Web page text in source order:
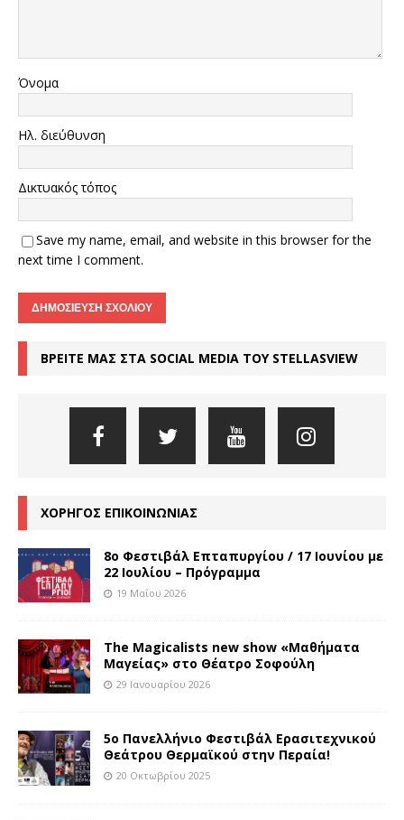
Όνομα
Ηλ. διεύθυνση
Δικτυακός τόπος
Save my name, email, and website in this browser for the
next time I comment.
ΒΡΕΙΤΕ ΜΑΣ ΣΤΑ SOCIAL MEDIA ΤΟΥ STELLASVIEW
ΧΟΡΗΓΟΣ ΕΠΙΚΟΙΝΩΝΙΑΣ
8o Φεστιβάλ Επταπυργίου / 17 Ιουνίου με
22 Ιουλίου – Πρόγραμμα
19 Μαΐου 2026
The Magicalists new show «Μαθήματα
Μαγείας» στο Θέατρο Σοφούλη
29 Ιανουαρίου 2026
5ο Πανελλήνιο Φεστιβάλ Ερασιτεχνικού
Θεάτρου Θερμαϊκού στην Περαία!
20 Οκτωβρίου 2025